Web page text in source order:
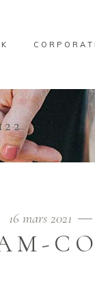
16 mars 2021